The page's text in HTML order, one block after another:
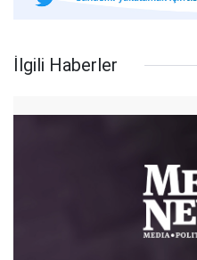
İlgili Haberler